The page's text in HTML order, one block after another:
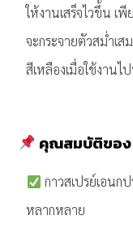
ให้งานเสร็จไวขึ้น เ
จะกระจายตัวสม่ำเ
สีเหลืองเมื่อใช้งานไ
คุณสมบัติของ
กาวสเปรย์เอนก
หลากหลาย